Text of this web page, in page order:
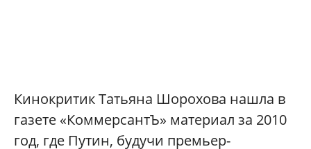
Кинокритик Татьяна Шорохова нашла в
газете «КоммерсантЪ» материал за 2010
год, где Путин, будучи премьер-